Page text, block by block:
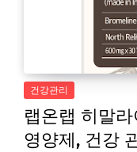
건강관리
랩온랩 히말
영양제, 건강